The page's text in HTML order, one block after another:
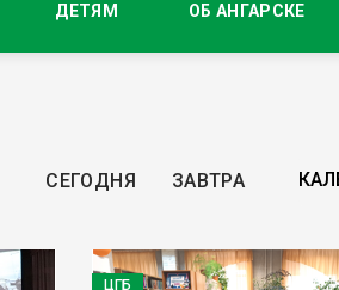
ДЕТЯМ ОБ АНГАРСКЕ
СЕГОДНЯ ЗАВТРА
ЦГБ